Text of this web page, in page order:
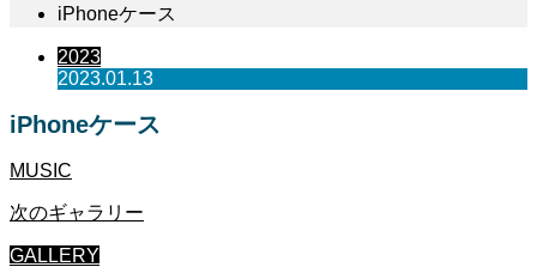
iPhoneケース
2023
2023.01.13
iPhoneケース
MUSIC
次のギャラリー
GALLERY